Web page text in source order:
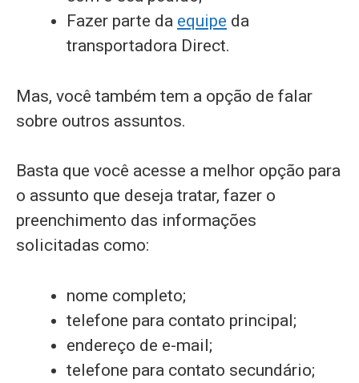
Fazer parte da equipe da
transportadora Direct.
Mas, você também tem a opção de falar
sobre outros assuntos.
Basta que você acesse a melhor opção para
o assunto que deseja tratar, fazer o
preenchimento das informações
solicitadas como:
nome completo;
telefone para contato principal;
endereço de e-mail;
telefone para contato secundário;